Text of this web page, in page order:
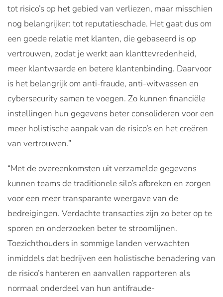
tot risico’s op het gebied van verliezen, maar misschien
nog belangrijker: tot reputatieschade. Het gaat dus om
een goede relatie met klanten, die gebaseerd is op
vertrouwen, zodat je werkt aan klanttevredenheid,
meer klantwaarde en betere klantenbinding. Daarvoor
is het belangrijk om anti-fraude, anti-witwassen en
cybersecurity samen te voegen. Zo kunnen financiële
instellingen hun gegevens beter consolideren voor een
meer holistische aanpak van de risico’s en het creëren
van vertrouwen.”
“Met de overeenkomsten uit verzamelde gegevens
kunnen teams de traditionele silo’s afbreken en zorgen
voor een meer transparante weergave van de
bedreigingen. Verdachte transacties zijn zo beter op te
sporen en onderzoeken beter te stroomlijnen.
Toezichthouders in sommige landen verwachten
inmiddels dat bedrijven een holistische benadering van
de risico’s hanteren en aanvallen rapporteren als
normaal onderdeel van hun antifraude-